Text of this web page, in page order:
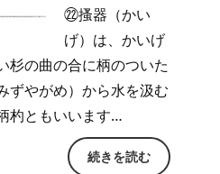
㉒搔器（かい
げ）は、かいげ
杉の曲の合に柄のついた
ずやがめ）から水を汲む
杓ともいいます…
続きを読む